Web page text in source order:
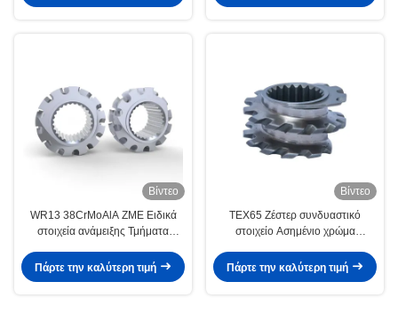
Βίντεο
WR13 38CrMoAlA ZME Ειδικά
στοιχεία ανάμειξης Τμήματα
πλαστικών
Πάρτε την καλύτερη τιμή
Βίντεο
TEX65 Ζέστερ συνδυαστικό
στοιχείο Ασημένιο χρώμα
πλαστικά και ελαστικά
μηχανήματα
Πάρτε την καλύτερη τιμή